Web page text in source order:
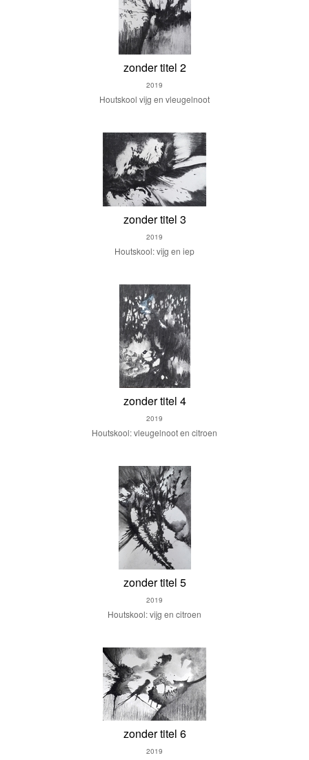
zonder titel 2
2019
Houtskool vijg en vleugelnoot
zonder titel 3
2019
Houtskool: vijg en iep
zonder titel 4
2019
Houtskool: vleugelnoot en citroen
zonder titel 5
2019
Houtskool: vijg en citroen
zonder titel 6
2019